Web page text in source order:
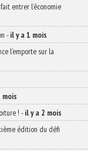
entrer l’économie
-il y a 1 mois
l’emporte sur la
mois
! -il y a 2 mois
édition du défi